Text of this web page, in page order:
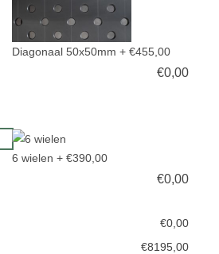
Diagonaal 50x50mm + €455,00
€0,00
6 wielen + €390,00
€0,00
€0,00
€8195,00